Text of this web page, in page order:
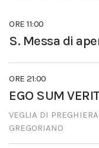
ORE 11:00
S. Messa di
ORE 21:00
EGO SUM
VEGLIA DI
GREGORIANO